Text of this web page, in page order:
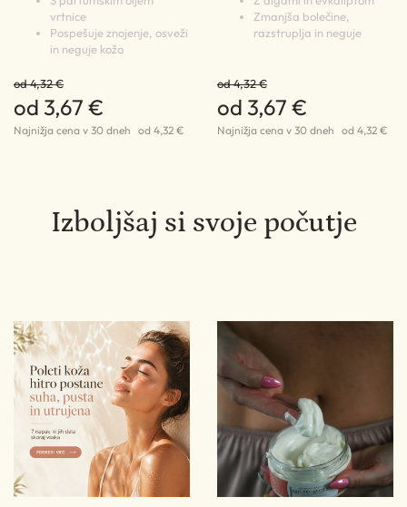
vrtnice
Pospešuje znojenje, osveži
in neguje kožo
od 4,32 €
od 3,67 €
Najnižja cena v 30 dneh od 4,32 €
Zmanjša bolečine,
razstruplja in neguje
od 4,32 €
od 3,67 €
Najnižja cena v 30 dneh od 4,32 €
Izboljšaj si svoje počutje